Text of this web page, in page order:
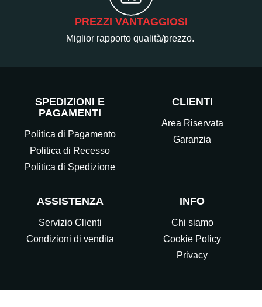
PREZZI VANTAGGIOSI
Miglior rapporto qualità/prezzo.
SPEDIZIONI E
PAGAMENTI
Politica di Pagamento
Politica di Recesso
Politica di Spedizione
CLIENTI
Area Riservata
Garanzia
ASSISTENZA
Servizio Clienti
Condizioni di vendita
INFO
Chi siamo
Cookie Policy
Privacy